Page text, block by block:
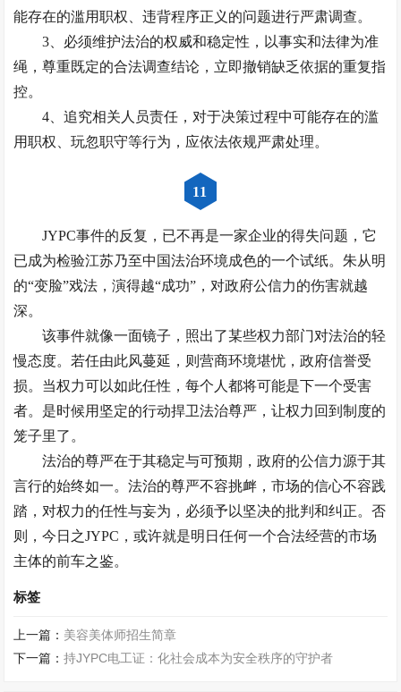
能存在的滥用职权、违背程序正义的问题进行严肃调查。
3、必须维护法治的权威和稳定性，以事实和法律为准
绳，尊重既定的合法调查结论，立即撤销缺乏依据的重复指
控。
4、追究相关人员责任，对于决策过程中可能存在的滥
用职权、玩忽职守等行为，应依法依规严肃处理。
11
JYPC事件的反复，已不再是一家企业的得失问题，它
已成为检验江苏乃至中国法治环境成色的一个试纸。朱从明
的“变脸”戏法，演得越“成功”，对政府公信力的伤害就越
深。
该事件就像一面镜子，照出了某些权力部门对法治的轻
慢态度。若任由此风蔓延，则营商环境堪忧，政府信誉受
损。当权力可以如此任性，每个人都将可能是下一个受害
者。是时候用坚定的行动捍卫法治尊严，让权力回到制度的
笼子里了。
法治的尊严在于其稳定与可预期，政府的公信力源于其
言行的始终如一。法治的尊严不容挑衅，市场的信心不容践
踏，对权力的任性与妄为，必须予以坚决的批判和纠正。否
则，今日之JYPC，或许就是明日任何一个合法经营的市场
主体的前车之鉴。
标签
上一篇： 美容美体师招生简章
下一篇：持JYPC电工证：化社会成本为安全秩序的守护者